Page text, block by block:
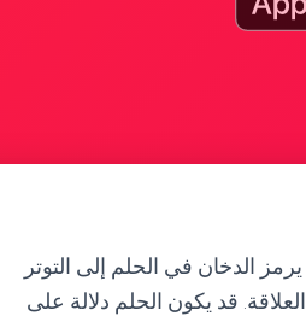
الدخان في الحلم إلى التوتر
قد يكون الحلم دلالة على